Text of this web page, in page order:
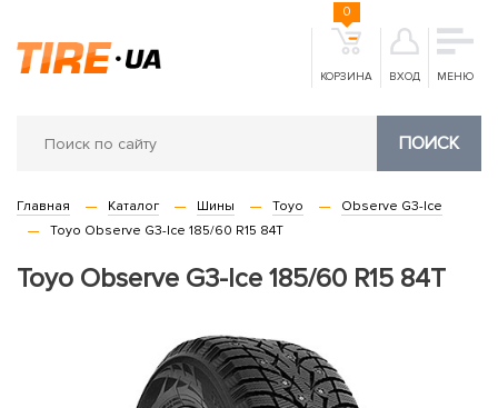
КОРЗИНА
0
ВХОД МЕНЮ
ПОИСК
Главная Каталог Шины Toyo
Observe G3-Ice
Toyo Observe G3-Ice 185/60 R15 84T
Toyo Observe G3-Ice 185/60 R15 84T